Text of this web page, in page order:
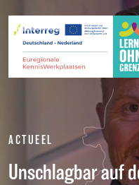
Zum Hauptinhalt springen
ACTUEEL
Unschlagbar auf